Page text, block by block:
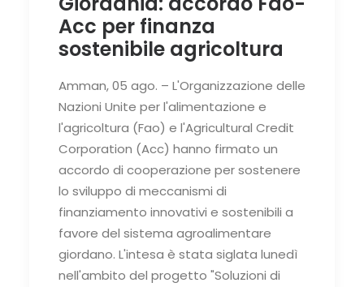
Acc per finanza
sostenibile agricoltura
Amman, 05 ago. – L'Organizzazione delle
Nazioni Unite per l'alimentazione e
l'agricoltura (Fao) e l'Agricultural Credit
Corporation (Acc) hanno firmato un
accordo di cooperazione per sostenere
lo sviluppo di meccanismi di
finanziamento innovativi e sostenibili a
favore del sistema agroalimentare
giordano. L'intesa è stata siglata lunedì
nell'ambito del progetto "Soluzioni di